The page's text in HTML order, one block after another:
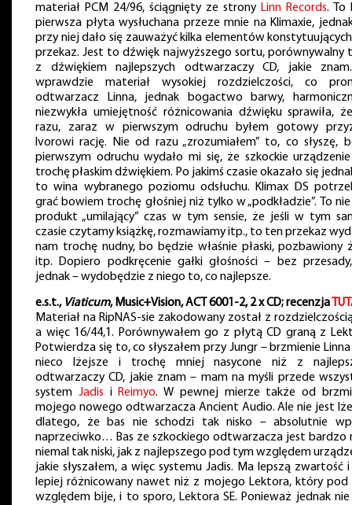
materiał PCM 24/96, ściągnięty ze strony Linn Records. To
pierwsza płyta wysłuchana przeze mnie na Klimaxie,
przy niej dało się zauważyć kilka elementów
przekaz. Jest to dźwięk najwyższego sortu, porównywalny
z dźwiękiem najlepszych odtwarzaczy CD, jakie
wprawdzie materiał wysokiej rozdzielczości, co
odtwarzacz Linna, jednak bogactwo barwy,
niezwykła umiejętność różnicowania dźwięku sprawiła,
razu, zaraz w pierwszym odruchu byłem gotowy
Ivorowi rację. Nie od razu „zrozumiałem” to, co słyszę,
pierwszym odruchu wydało mi się, że szkockie
trochę płaskim dźwiękiem. Po jakimś czasie okazało się
to wina wybranego poziomu odsłuchu. Klimax DS
grać bowiem trochę głośniej niż tylko w „podkładzie”. To
produkt „umilający” czas w tym sensie, że jeśli w tym
czasie czytamy książkę, rozmawiamy itp., to ten przekaz
nam trochę nudny, bo będzie właśnie płaski, pozbawiony
itp. Dopiero podkręcenie gałki głośności – bez
jednak – wydobędzie z niego to, co najlepsze.
e.s.t., Viaticum, Music+Vision, ACT 6001-2, 2 x CD; recenzja
Materiał na RipNAS-sie zakodowany został z
a więc 16/44,1. Porównywałem go z płytą CD graną z
Potwierdza się to, co słyszałem przy Jungr – brzmienie
nieco lżejsze i trochę mniej nasycone niż z
odtwarzaczy CD, jakie znam – mam na myśli przede
system Jadis iReimyo. W pewnej mierze także od
mojego nowego odtwarzacza Ancient Audio. Ale nie jest
dlatego, że bas nie schodzi tak nisko – absolutnie
naprzeciwko… Bas ze szkockiego odtwarzacza jest bardzo
niemal tak niski, jak z najlepszego pod tym względem
jakie słyszałem, a więc systemu Jadis. Ma lepszą zwartość
lepiej różnicowany nawet niż z mojego Lektora, który
względem bije, i to sporo, Lektora SE. Ponieważ jednak